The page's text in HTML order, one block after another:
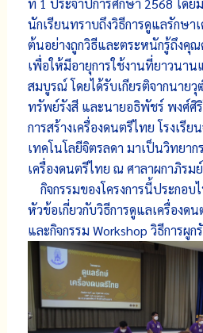
ที่ 1 ประจำปีการศึกษา 2568 โดย
นักเรียนทราบถึงวิธีการดูแลรักษา
ต้นอย่างถูกวิธีและตระหนักรู้ถึงคุณ
เพื่อให้มีอายุการใช้งานที่ยาวนาน
สมบูรณ์ โดยได้รับเกียรติจากนาย
ทรัพย์รังสี และนายอธิพัชร์ พงศ์ศิ
การสร้างเครื่องดนตรีไทย โรงเรี
เทคโนโลยีจิตรลดา มาเป็นวิทยาก
เครื่องดนตรีไทย ณ ศาลาผกาภิรม
กิจกรรมของโครงการนี้ประกอบ
หัวข้อเกี่ยวกับวิธีการดูแลเครื่องด
และกิจกรรม Workshop วิธีการผู